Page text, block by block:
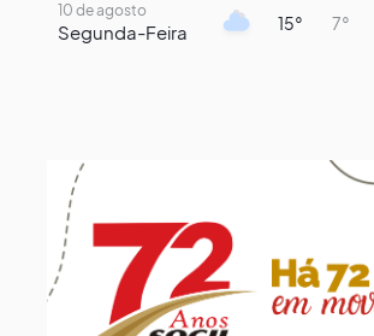
10 de agosto
Segunda-Feira 15° 7°
Quarta-Feira 12°
13 de agosto
Quinta-Feira
14 de agosto
Sexta-Feira 19° 14°